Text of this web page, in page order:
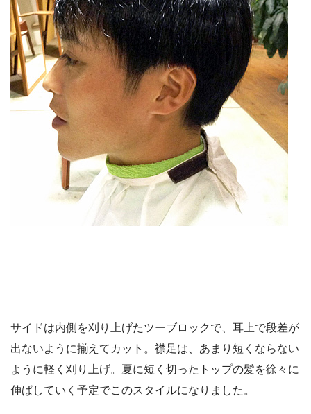
サイドは内側を刈り上げたツーブロックで、耳上で段差が
出ないように揃えてカット。襟足は、あまり短くならない
ように軽く刈り上げ。夏に短く切ったトップの髪を徐々に
伸ばしていく予定でこのスタイルになりました。